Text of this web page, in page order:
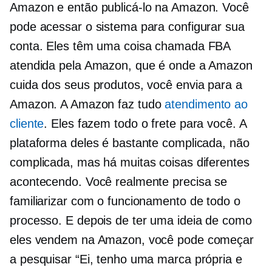
Amazon e então publicá-lo na Amazon. Você
pode acessar o sistema para configurar sua
conta. Eles têm uma coisa chamada FBA
atendida pela Amazon, que é onde a Amazon
cuida dos seus produtos, você envia para a
Amazon. A Amazon faz tudoatendimento ao
cliente. Eles fazem todo o frete para você. A
plataforma deles é bastante complicada, não
complicada, mas há muitas coisas diferentes
acontecendo. Você realmente precisa se
familiarizar com o funcionamento de todo o
processo. E depois de ter uma ideia de como
eles vendem na Amazon, você pode começar
a pesquisar “Ei, tenho uma marca própria e